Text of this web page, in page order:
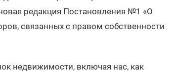
редакция Постановления №1 «О
связанных с правом собственности
недвижимости, включая нас, как